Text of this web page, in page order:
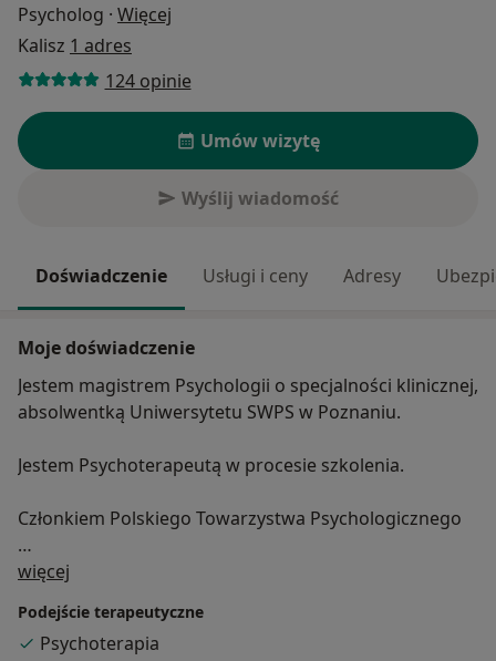
Psycholog · Więcej
Kalisz 1 adres
124 opinie
Umów wizytę
Wyślij wiadomość
Doświadczenie Usługi i ceny Adresy
Moje doświadczenie
Jestem magistrem Psychologii o specjalności klinicznej,
absolwentką Uniwersytetu SWPS w Poznaniu.
Jestem Psychoterapeutą w procesie szkolenia.
Członkiem Polskiego Towarzystwa Psychologicznego
Ukończyłam studia podyplomowe Seksuologia
Kliniczna - Opiniowanie, Edukacja, Terapia, na
Uniwersytecie im. Adama Mickiewicza w Poznaniu.
więcej
Podejście terapeutyczne
Psychoterapia